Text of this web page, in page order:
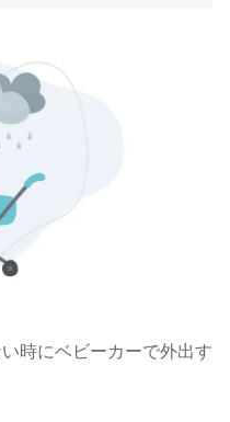
時にベビーカーで外出す